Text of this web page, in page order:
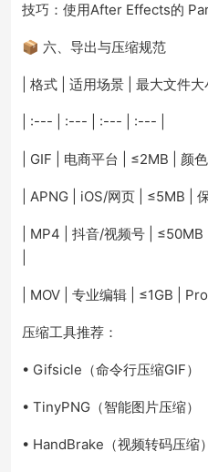
技巧：使用After Effects的
📦 六、导出与压缩规范
| 格式 | 适用场景 | 最大文件大
| :--- | :--- | :--- | :--- |
| GIF | 电商平台 | ≤2MB | 颜
| APNG | iOS/网页 | ≤5MB |
| MP4 | 抖音/视频号 |
| MOV | 专业编辑 | ≤1GB |
压缩工具推荐：
• Gifsicle（命令行压缩GIF）
• TinyPNG（智能图片压缩）
• HandBrake（视频转码压缩）